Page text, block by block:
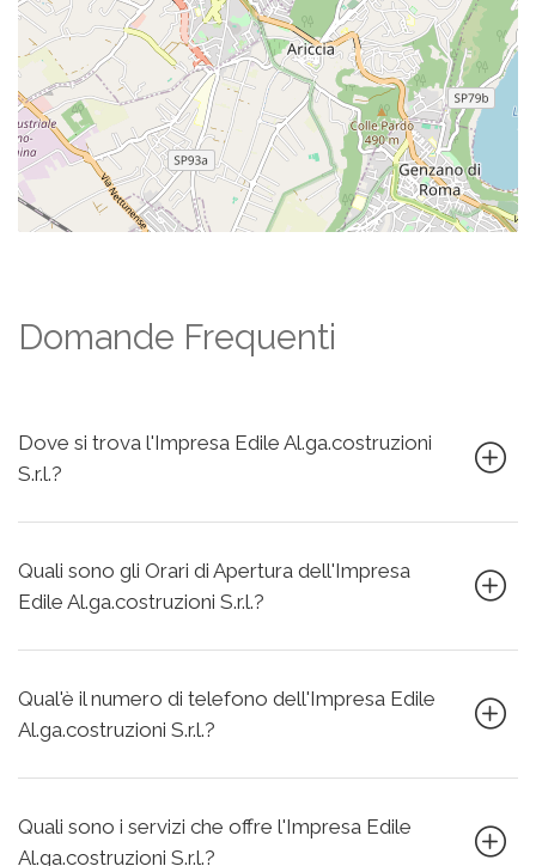
Domande Frequenti
Dove si trova l'Impresa Edile Al.ga.costruzioni
S.r.l.?
Quali sono gli Orari di Apertura dell'Impresa
Edile Al.ga.costruzioni S.r.l.?
Qual'è il numero di telefono dell'Impresa Edile
Al.ga.costruzioni S.r.l.?
Quali sono i servizi che offre l'Impresa Edile
Al.ga.costruzioni S.r.l.?